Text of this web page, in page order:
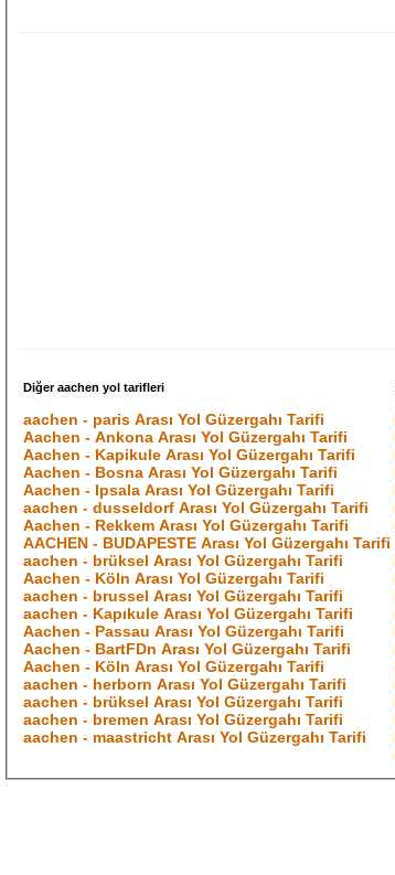
Diğer aachen yol tarifleri
aachen - paris Arası Yol Güzergahı Tarifi
Aachen - Ankona Arası Yol Güzergahı Tarifi
Aachen - Kapikule Arası Yol Güzergahı Tarifi
Aachen - Bosna Arası Yol Güzergahı Tarifi
Aachen - Ipsala Arası Yol Güzergahı Tarifi
aachen - dusseldorf Arası Yol Güzergahı Tarifi
Aachen - Rekkem Arası Yol Güzergahı Tarifi
AACHEN - BUDAPESTE Arası Yol Güzergahı Tarifi
aachen - brüksel Arası Yol Güzergahı Tarifi
Aachen - Köln Arası Yol Güzergahı Tarifi
aachen - brussel Arası Yol Güzergahı Tarifi
aachen - Kapıkule Arası Yol Güzergahı Tarifi
Aachen - Passau Arası Yol Güzergahı Tarifi
Aachen - BartFDn Arası Yol Güzergahı Tarifi
Aachen - Köln Arası Yol Güzergahı Tarifi
aachen - herborn Arası Yol Güzergahı Tarifi
aachen - brüksel Arası Yol Güzergahı Tarifi
aachen - bremen Arası Yol Güzergahı Tarifi
aachen - maastricht Arası Yol Güzergahı Tarifi